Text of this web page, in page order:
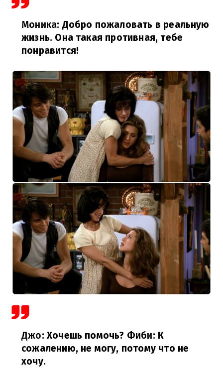
Моника: Добро пожаловать в реальную
жизнь. Она такая противная, тебе
понравится!
Джо: Хочешь помочь? Фиби: К
сожалению, не могу, потому что не
хочу.